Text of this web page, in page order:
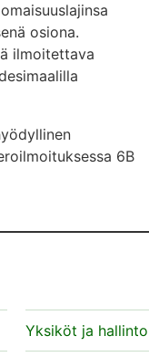
osiona.
ilmoitettava
6B
Yksiköt ja hallinto